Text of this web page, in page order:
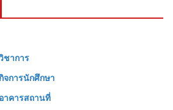
ชาการ
การนักศึกษา
าคารสถานที่